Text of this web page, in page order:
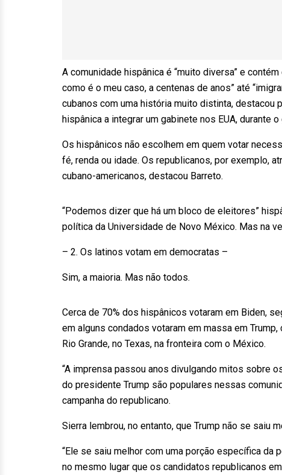
A comunidade hispânica é “muito diversa” e
como é o meu caso, a centenas de anos” até
cubanos com uma história muito distinta, destacou
hispânica a integrar um gabinete nos EUA, durante
Os hispânicos não escolhem em quem votar
fé, renda ou idade. Os republicanos, por exemplo,
cubano-americanos, destacou Barreto.
“Podemos dizer que há um bloco de eleitores”
política da Universidade de Novo México. Mas na
– 2. Os latinos votam em democratas –
Sim, a maioria. Mas não todos.
Cerca de 70% dos hispânicos votaram em Biden,
em alguns condados votaram em massa em
Rio Grande, no Texas, na fronteira com o México.
“A imprensa passou anos divulgando mitos sobre
do presidente Trump são populares nessas
campanha do republicano.
Sierra lembrou, no entanto, que Trump não se saiu
“Ele se saiu melhor com uma porção específica da
no mesmo lugar que os candidatos republicanos